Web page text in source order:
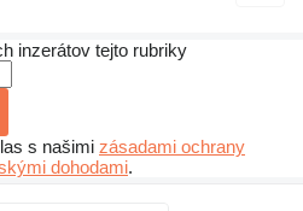
inzerátov tejto rubriky
s našimi zásadami ochrany
dohodami.